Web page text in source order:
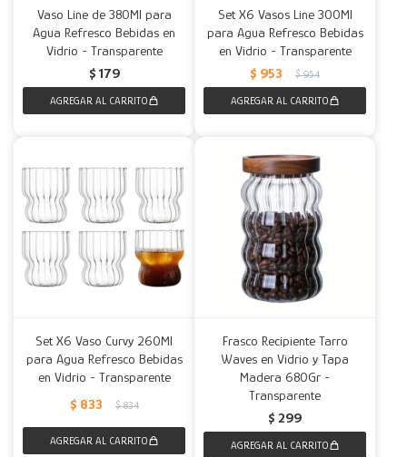
Vaso Line de 380Ml para
Agua Refresco Bebidas en
Vidrio - Transparente
$ 179
Set X6 Vasos Line 300Ml
para Agua Refresco Bebidas
en Vidrio - Transparente
$ 953 $ 954
Set X6 Vaso Curvy 260Ml
para Agua Refresco Bebidas
en Vidrio - Transparente
$ 833 $ 834
Frasco Recipiente Tarro
Waves en Vidrio y Tapa
Madera 680Gr -
Transparente
$ 299